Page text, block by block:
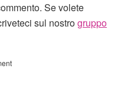
Se volete
sul nostrogruppo